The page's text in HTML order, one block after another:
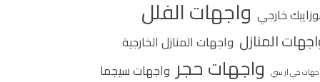
خارجي واجهات الفلل
المنازل واجهات المنازل الخارجية
جي ار سي واجهات حجر واجهات سيجما